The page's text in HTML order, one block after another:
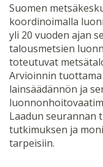
Suomen
koordinoimalla
yli 20 vuoden ajan
talousmetsien
toteutuvat
Arvioinnin
lainsäädännön ja
Laadun seurannan
tutkimuksen ja
tarpeisiin.